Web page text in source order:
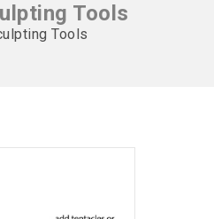
Tools
Tools